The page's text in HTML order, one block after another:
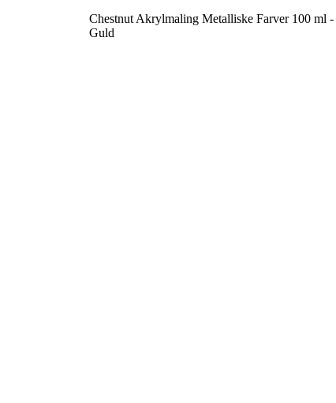
Chestnut Akrylmaling Metalliske Farver 100 ml -
Guld